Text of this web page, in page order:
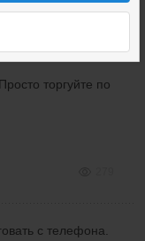
торгуйте по
с телефона.